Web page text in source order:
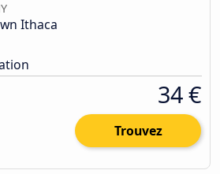
Ithaca
34 €
Trouvez